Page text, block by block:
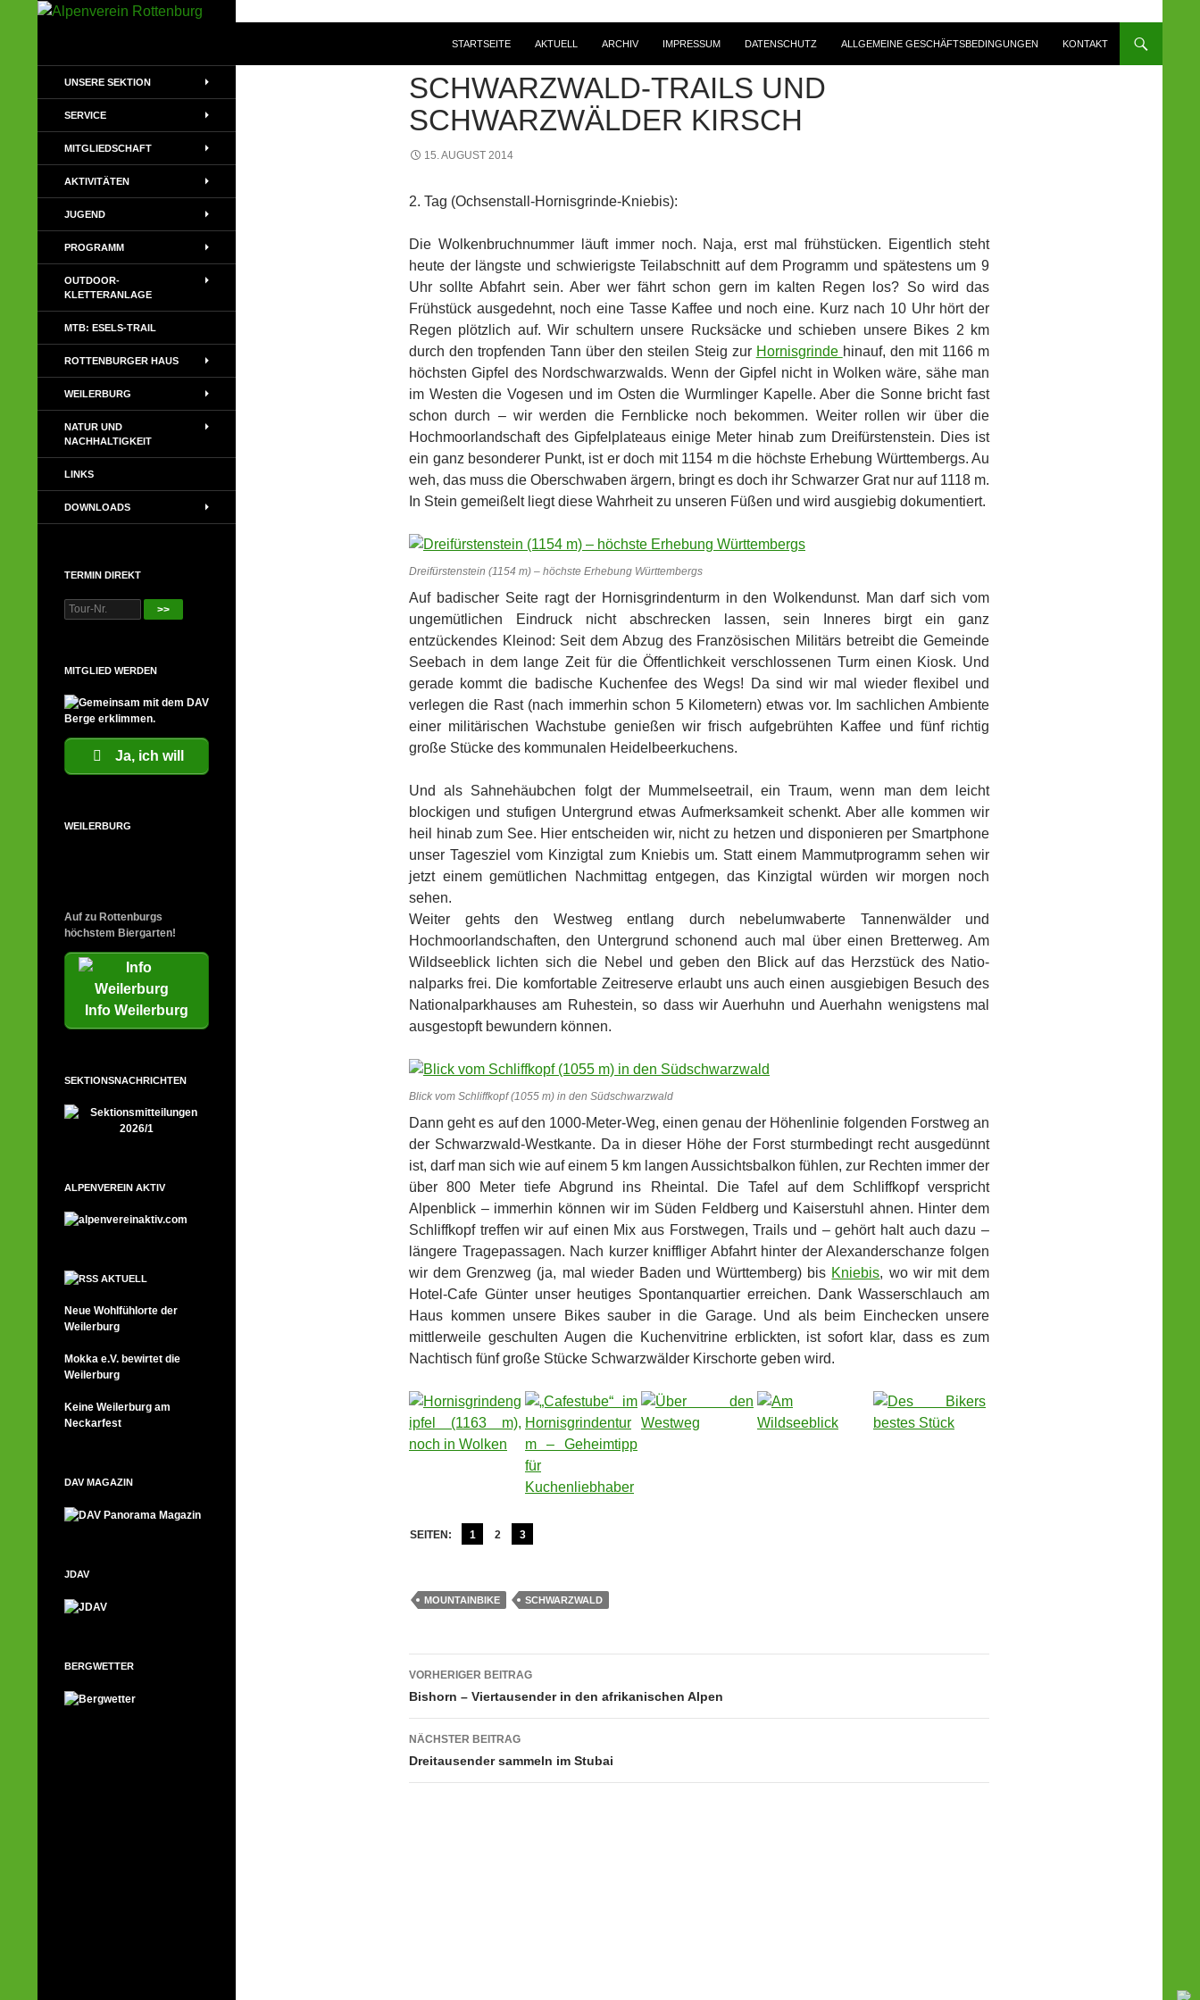
STARTSEITE AKTUELL ARCHIV IMPRESSUM DATENSCHUTZ ALLGEMEINE GESCHÄFTSBEDINGUNGEN KONTAKT
SCHWARZWALD-TRAILS UND
SCHWARZWÄLDER KIRSCH
15. AUGUST 2014
2. Tag (Ochsenstall-Hornisgrinde-Kniebis):
Die Wolkenbruchnummer läuft immer noch. Naja, erst mal frühstücken. Eigentlich steht
heute der längste und schwierigste Teilabschnitt auf dem Programm und spätestens um 9
Uhr sollte Abfahrt sein. Aber wer fährt schon gern im kalten Regen los? So wird das
Frühstück ausgedehnt, noch eine Tasse Kaffee und noch eine. Kurz nach 10 Uhr hört der
Regen plötzlich auf. Wir schultern unsere Rucksäcke und schieben unsere Bikes 2 km
durch den tropfenden Tann über den steilen Steig zur Hornisgrinde hinauf, den mit 1166 m
höchsten Gipfel des Nordschwarzwalds. Wenn der Gipfel nicht in Wolken wäre, sähe man
im Westen die Vogesen und im Osten die Wurmlinger Kapelle. Aber die Sonne bricht fast
schon durch – wir werden die Fernblicke noch bekommen. Weiter rollen wir über die
Hochmoorlandschaft des Gipfelplateaus einige Meter hinab zum Dreifürstenstein. Dies ist
ein ganz besonderer Punkt, ist er doch mit 1154 m die höchste Erhebung Württembergs. Au
weh, das muss die Oberschwaben ärgern, bringt es doch ihr Schwarzer Grat nur auf 1118 m.
In Stein gemeißelt liegt diese Wahrheit zu unseren Füßen und wird ausgiebig dokumentiert.
Dreifürstenstein (1154 m) – höchste Erhebung Württembergs
Auf badischer Seite ragt der Hornisgrindenturm in den Wolkendunst. Man darf sich vom
ungemütlichen Eindruck nicht abschrecken lassen, sein Inneres birgt ein ganz
entzückendes Kleinod: Seit dem Abzug des Französischen Militärs betreibt die Gemeinde
Seebach in dem lange Zeit für die Öffentlichkeit verschlossenen Turm einen Kiosk. Und
gerade kommt die badische Kuchenfee des Wegs! Da sind wir mal wieder flexibel und
verlegen die Rast (nach immerhin schon 5 Kilometern) etwas vor. Im sachlichen Ambiente
einer militärischen Wachstube genießen wir frisch aufgebrühten Kaffee und fünf richtig
große Stücke des kommunalen Heidelbeerkuchens.
Und als Sahnehäubchen folgt der Mummelseetrail, ein Traum, wenn man dem leicht
blockigen und stufigen Untergrund etwas Aufmerksamkeit schenkt. Aber alle kommen wir
heil hinab zum See. Hier entscheiden wir, nicht zu hetzen und disponieren per Smartphone
unser Tagesziel vom Kinzigtal zum Kniebis um. Statt einem Mammutprogramm sehen wir
jetzt einem gemütlichen Nachmittag entgegen, das Kinzigtal würden wir morgen noch
sehen.
Weiter gehts den Westweg entlang durch nebelumwaberte Tannenwälder und
Hochmoorlandschaften, den Untergrund schonend auch mal über einen Bretterweg. Am
Wildseeblick lichten sich die Nebel und geben den Blick auf das Herzstück des Natio-
nalparks frei. Die komfortable Zeitreserve erlaubt uns auch einen ausgiebigen Besuch des
Nationalparkhauses am Ruhestein, so dass wir Auerhuhn und Auerhahn wenigstens mal
ausgestopft bewundern können.
Blick vom Schliffkopf (1055 m) in den Südschwarzwald
Dann geht es auf den 1000-Meter-Weg, einen genau der Höhenlinie folgenden Forstweg an
der Schwarzwald-Westkante. Da in dieser Höhe der Forst sturmbedingt recht ausgedünnt
ist, darf man sich wie auf einem 5 km langen Aussichtsbalkon fühlen, zur Rechten immer der
über 800 Meter tiefe Abgrund ins Rheintal. Die Tafel auf dem Schliffkopf verspricht
Alpenblick – immerhin können wir im Süden Feldberg und Kaiserstuhl ahnen. Hinter dem
Schliffkopf treffen wir auf einen Mix aus Forstwegen, Trails und – gehört halt auch dazu –
längere Tragepassagen. Nach kurzer kniffliger Abfahrt hinter der Alexanderschanze folgen
wir dem Grenzweg (ja, mal wieder Baden und Württemberg) bis Kniebis, wo wir mit dem
Hotel-Cafe Günter unser heutiges Spontanquartier erreichen. Dank Wasserschlauch am
Haus kommen unsere Bikes sauber in die Garage. Und als beim Einchecken unsere
mittlerweile geschulten Augen die Kuchenvitrine erblickten, ist sofort klar, dass es zum
Nachtisch fünf große Stücke Schwarzwälder Kirschorte geben wird.
SEITEN: 1 2 3
MOUNTAINBIKE SCHWARZWALD
Beitragsnavigation
VORHERIGER BEITRAG
Bishorn – Viertausender in den afrikanischen Alpen
NÄCHSTER BEITRAG
Dreitausender sammeln im Stubai
Alpenvereins (DAV) e.V
UNSERE SEKTION
SERVICE
MITGLIEDSCHAFT
AKTIVITÄTEN
JUGEND
PROGRAMM
OUTDOOR-
KLETTERANLAGE
MTB: ESELS-TRAIL
ROTTENBURGER HAUS
WEILERBURG
NATUR UND
NACHHALTIGKEIT
LINKS
DOWNLOADS
TERMIN DIREKT
>>
MITGLIED WERDEN
Ja, ich will
WEILERBURG
Auf zu Rottenburgs
höchstem Biergarten!
Info Weilerburg
SEKTIONSNACHRICHTEN
ALPENVEREIN AKTIV
AKTUELL
Neue Wohlfühlorte der
Weilerburg
Mokka e.V. bewirtet die
Weilerburg
Keine Weilerburg am
Neckarfest
DAV MAGAZIN
JDAV
BERGWETTER